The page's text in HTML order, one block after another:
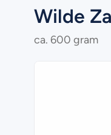
Wilde
ca. 600 gram